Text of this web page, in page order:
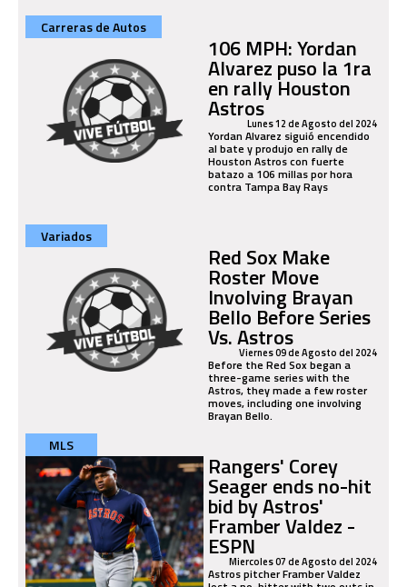
Carreras de Autos
106 MPH: Yordan
Alvarez puso la 1ra
en rally Houston
AstrosLunes 12 de Agosto del 2024
Yordan Alvarez siguió encendido
al bate y produjo en rally de
Houston Astros con fuerte
batazo a 106 millas por hora
contra Tampa Bay Rays
Variados
Red Sox Make
Roster Move
Involving Brayan
Bello Before Series
Vs. Astros
Viernes 09 de Agosto del 2024
Before the Red Sox began a
three-game series with the
Astros, they made a few roster
moves, including one involving
Brayan Bello.
MLS
Rangers' Corey
Seager ends no-hit
bid by Astros'
Framber Valdez -
ESPN
Miercoles 07 de Agosto del 2024
Astros pitcher Framber Valdez